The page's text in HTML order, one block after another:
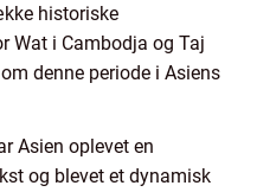
historiske
Wat i Cambodja og Taj
denne periode i Asiens
Asien oplevet en
og blevet et dynamisk